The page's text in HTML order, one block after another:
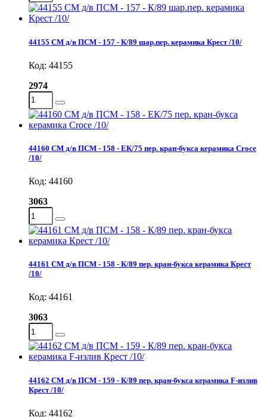
44155 СМ д/в ПСМ - 157 - К/89 шар.пер. керамика Крест /10/
Код: 44155
2974
44160 СМ д/в ПСМ - 158 - ЕК/75 пер. кран-букса керамика Croce
/10/
Код: 44160
3063
44161 СМ д/в ПСМ - 158 - К/89 пер. кран-букса керамика Крест
/10/
Код: 44161
3063
44162 СМ д/в ПСМ - 159 - К/89 пер. кран-букса керамика F-излив
Крест /10/
Код: 44162